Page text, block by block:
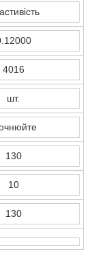
4016
шт.
130
10
130